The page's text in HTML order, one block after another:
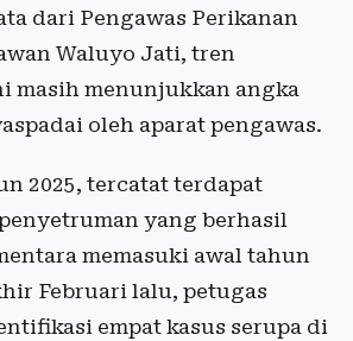
dari Pengawas Perikanan
Waluyo Jati, tren
masih menunjukkan angka
oleh aparat pengawas.
2025, tercatat terdapat
yang berhasil
memasuki awal tahun
Februari lalu, petugas
empat kasus serupa di